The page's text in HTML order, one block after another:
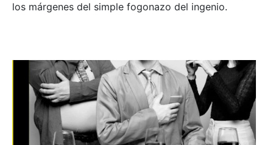
los márgenes del simple fogonazo del ingenio.